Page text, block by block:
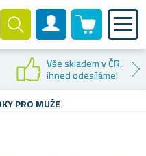
Zákaznický účet
0 produktů
Vše skladem v ČR,
ihned odesíláme!
PRO MUŽE